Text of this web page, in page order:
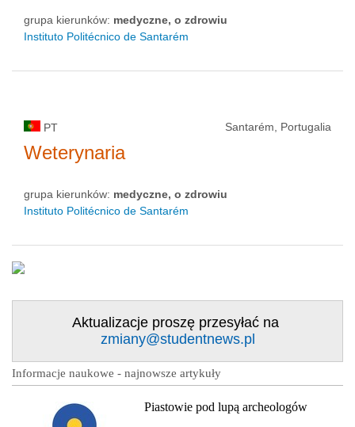
grupa kierunków: medyczne, o zdrowiu
Instituto Politécnico de Santarém
PT Santarém, Portugalia
Weterynaria
grupa kierunków: medyczne, o zdrowiu
Instituto Politécnico de Santarém
Aktualizacje proszę przesyłać na
zmiany@studentnews.pl
Informacje naukowe - najnowsze artykuły
Piastowie pod lupą archeologów